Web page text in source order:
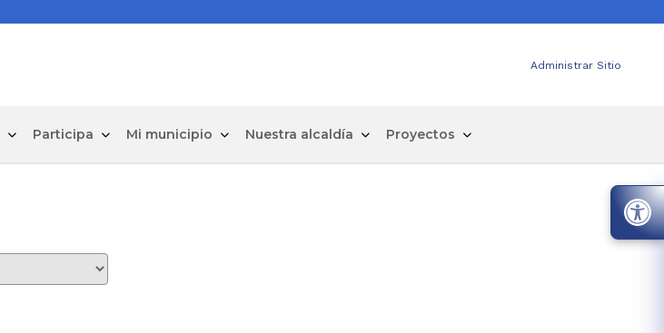
Administrar Sitio
Participa Mi municipio Nuestra alcaldía Proyectos